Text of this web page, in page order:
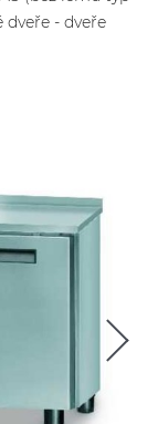
dveře - dveře